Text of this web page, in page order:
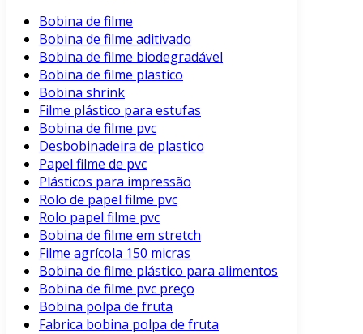
Bobina de filme
Bobina de filme aditivado
Bobina de filme biodegradável
Bobina de filme plastico
Bobina shrink
Filme plástico para estufas
Bobina de filme pvc
Desbobinadeira de plastico
Papel filme de pvc
Plásticos para impressão
Rolo de papel filme pvc
Rolo papel filme pvc
Bobina de filme em stretch
Filme agrícola 150 micras
Bobina de filme plástico para alimentos
Bobina de filme pvc preço
Bobina polpa de fruta
Fabrica bobina polpa de fruta